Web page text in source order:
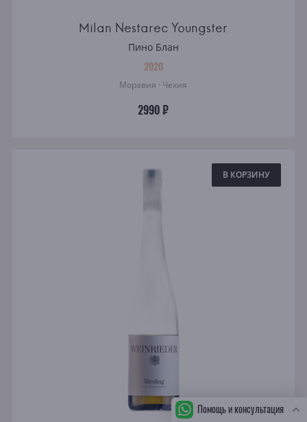
Помощь и консультация
Milan Nestarec Youngster
Пино Блан
2020
Моравия · Чехия
2990 ₽
В КОРЗИНУ